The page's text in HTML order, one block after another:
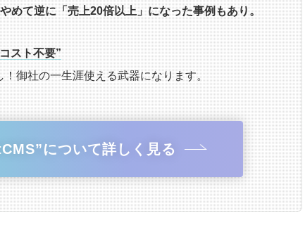
めて逆に「売上20倍以上」になった事例もあり。
スト不要”
御社の一生涯使える武器になります。
について詳しく見る